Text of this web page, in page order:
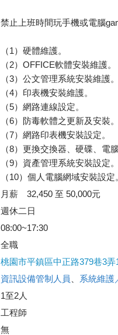
禁止上班時間玩手機或電腦
（1）硬體維護。
（2）OFFICE軟體安裝維護。
（3）公文管理系統安裝維護。
（4）印表機安裝維護。
（5）網路連線設定。
（6）防毒軟體之更新及安裝。
（7）網路印表機安裝設定。
（8）更換交換器、硬碟、電
（9）資產管理系統安裝設定。
（10）個人電腦網域安裝設定
月薪 32,450 至 50,000元
週休二日
08:00~17:30
全職
桃園市平鎮區中正路379巷3弄
資訊設備管制人員 系統維護
1至2人
工程師
無